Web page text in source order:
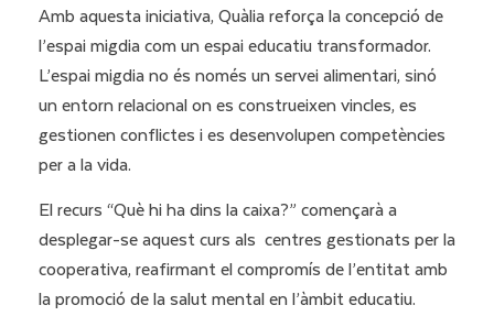
Amb aquesta iniciativa, Quàlia reforça la concepció de
l’espai migdia com un espai educatiu transformador.
L’espai migdia no és només un servei alimentari, sinó
un entorn relacional on es construeixen vincles, es
gestionen conflictes i es desenvolupen competències
per a la vida.
El recurs “Què hi ha dins la caixa?” començarà a
desplegar-se aquest curs als centres gestionats per la
cooperativa, reafirmant el compromís de l’entitat amb
la promoció de la salut mental en l’àmbit educatiu.